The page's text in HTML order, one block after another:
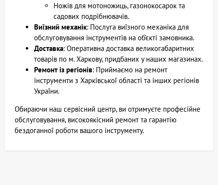
Ножів для мотоножиць, газонокосарок та
садових подрібнювачів.
Виїзний механік: Послуга виїзного механіка для
обслуговування інструментів на об’єкті замовника.
Доставка: Оперативна доставка великогабаритних
товарів по м. Харкову, придбаних у наших магазинах.
Ремонт із регіонів: Приймаємо на ремонт
інструменти з Харківської області та інших регіонів
України.
Обираючи наш сервісний центр, ви отримуєте професійне
обслуговування, високоякісний ремонт та гарантію
бездоганної роботи вашого інструменту.